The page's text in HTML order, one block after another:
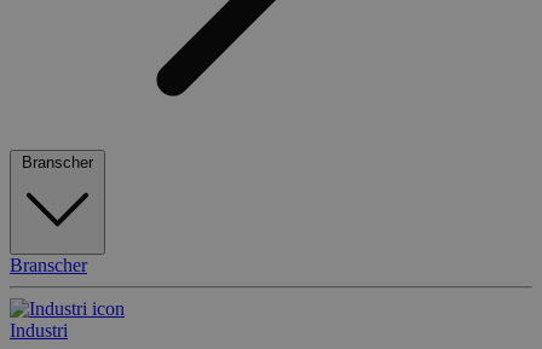
Branscher
Branscher
Industri